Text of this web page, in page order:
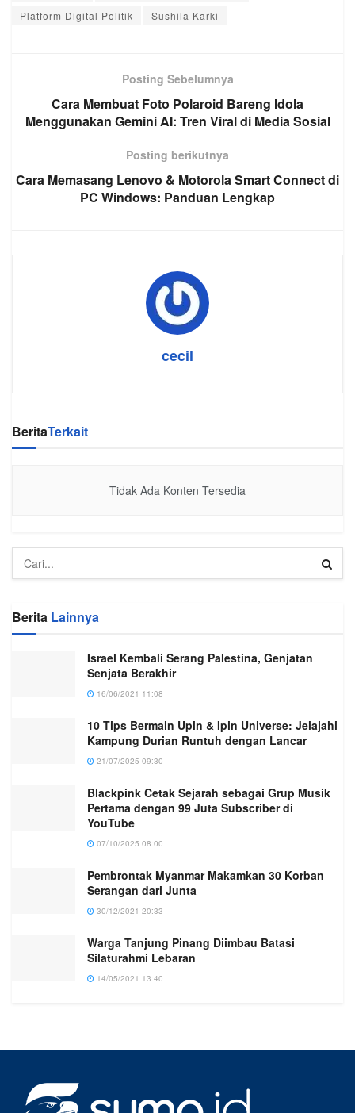
Platform Digital Politik
Sushila Karki
Posting Sebelumnya
Cara Membuat Foto Polaroid Bareng Idola
Menggunakan Gemini AI: Tren Viral di Media Sosial
Posting berikutnya
Cara Memasang Lenovo & Motorola Smart Connect di
PC Windows: Panduan Lengkap
cecil
BeritaTerkait
Tidak Ada Konten Tersedia
Berita Lainnya
Israel Kembali Serang Palestina, Genjatan
Senjata Berakhir
16/06/2021 11:08
10 Tips Bermain Upin & Ipin Universe: Jelajahi
Kampung Durian Runtuh dengan Lancar
21/07/2025 09:30
Blackpink Cetak Sejarah sebagai Grup Musik
Pertama dengan 99 Juta Subscriber di
YouTube
07/10/2025 08:00
Pembrontak Myanmar Makamkan 30 Korban
Serangan dari Junta
30/12/2021 20:33
Warga Tanjung Pinang Diimbau Batasi
Silaturahmi Lebaran
14/05/2021 13:40